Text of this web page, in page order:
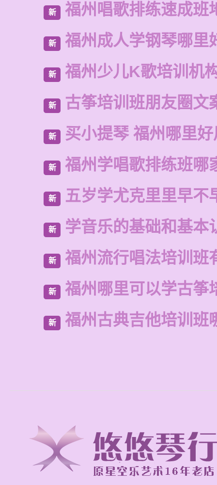
新 福州唱歌排练速成班
新 福州成人学钢琴哪里
新 福州少儿K歌培训机
新 古筝培训班朋友圈文
新 买小提琴 福州哪里
新 福州学唱歌排练班哪
新 五岁学尤克里里早不
新 学音乐的基础和基本
新 福州流行唱法培训班
新 福州哪里可以学古筝
新 福州古典吉他培训班